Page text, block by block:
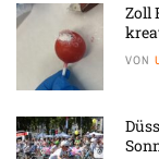
Zoll
VON